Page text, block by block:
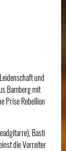
und
Bamberg mit
Prise Rebellion
Basti
die Vorreiter